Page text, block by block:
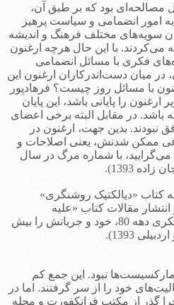
مصالحه‌ای بود که بر طبق آن،
به امور انضمامی و سیاست پرهیز
سویه‌های مختلف فرهنگ و اندیشه
با این حال هرچه ارغنون
فکری با مسائل انضمامی
میان دست‌اندرکاران ارغنون این
با مسائل روز چیست؟ فرهادپور
را پایانی باشد، این پایان
باشد. در مقابل البته برخی اعضای
نبودند. بدین جهت، ارغنون در
ممکن شدنش، یعنی اصلاحات و
با شماره مرگ در سال
کتاب «دیالکتیک روشنگری»
مقالات کتاب «علیه
ایده‌آلیسم» آدورنو، در جریان فکری دهه 80، خود و جریانش را بیش
1393).
نبود. این جمع کم
خود را از سر گرفتند. اما در
گذر از مکتب فرانکفورت و مجله